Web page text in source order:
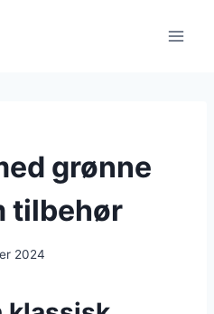
grønne
tilbehør
2024